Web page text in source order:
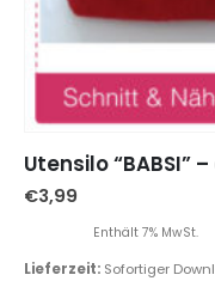
Utensilo “BABSI”
€3,99
Enthält 7% MwSt.
Lieferzeit: Sofortiger